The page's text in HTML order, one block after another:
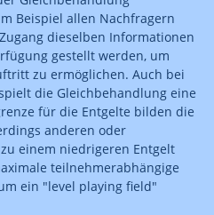
Beispiel allen Nachfragern
dieselben Informationen
gestellt werden, um
zu ermöglichen. Auch bei
die Gleichbehandlung eine
für die Entgelte bilden die
anderen oder
einem niedrigeren Entgelt
teilnehmerabhängige
ein "level playing field"